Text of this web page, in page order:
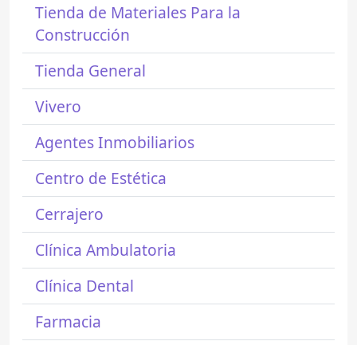
Tienda de Materiales Para la
Construcción
Tienda General
Vivero
Agentes Inmobiliarios
Centro de Estética
Cerrajero
Clínica Ambulatoria
Clínica Dental
Farmacia